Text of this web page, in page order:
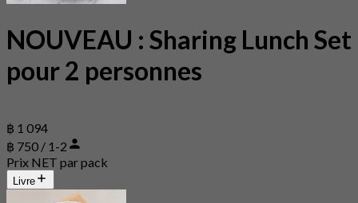
NOUVEAU : Sharing Lunch Set
pour 2 personnes
฿ 1 094
฿ 750 / 1-2
Prix NET par pack
Livre